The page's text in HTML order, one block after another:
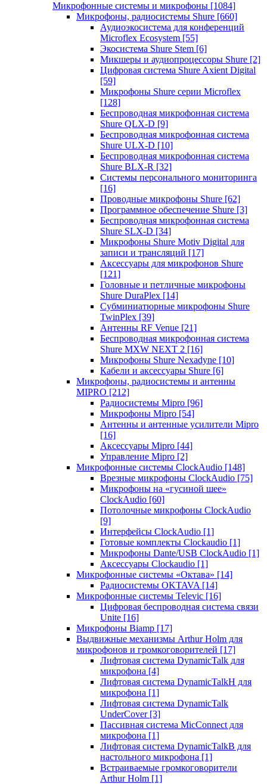
Микрофонные системы и микрофоны [1084]
Микрофоны, радиосистемы Shure [660]
Аудиоэкосистема для конференций
Microflex Ecosystem [55]
Экосистема Shure Stem [6]
Микшеры и аудиопроцессоры Shure [2]
Цифровая система Shure Axient Digital
[59]
Микрофоны Shure серии Microflex
[128]
Беспроводная микрофонная система
Shure QLX-D [9]
Беспроводная микрофонная система
Shure ULX-D [10]
Беспроводная микрофонная система
Shure BLX-R [32]
Системы персонального мониторинга
[16]
Проводные микрофоны Shure [62]
Программное обеспечение Shure [3]
Беспроводная микрофонная система
Shure SLX-D [34]
Микрофоны Shure Motiv Digital для
записи и трансляций [17]
Аксессуары для микрофонов Shure
[121]
Головные и петличные микрофоны
Shure DuraPlex [14]
Субминиатюрные микрофоны Shure
TwinPlex [39]
Антенны RF Venue [21]
Беспроводная микрофонная система
Shure MXW NEXT 2 [16]
Микрофоны Shure Nexadyne [10]
Кабели и аксессуары Shure [6]
Микрофоны, радиосистемы и антенны
MIPRO [212]
Радиосистемы Mipro [96]
Микрофоны Mipro [54]
Антенны и антенные усилители Mipro
[16]
Аксессуары Mipro [44]
Управление Mipro [2]
Микрофонные системы ClockAudio [148]
Врезные микрофоны ClockAudio [75]
Микрофоны на «гусиной шее»
ClockAudio [60]
Потолочные микрофоны ClockAudio
[9]
Интерфейсы ClockAudio [1]
Готовые комплекты Clockaudio [1]
Микрофоны Dante/USB ClockAudio [1]
Аксессуары Clockaudio [1]
Микрофонные системы «Октава» [14]
Радиосистемы OKTAVA [14]
Микрофонные системы Televic [16]
Цифровая беспроводная система связи
Unite [16]
Микрофоны Biamp [17]
Выдвижные механизмы Arthur Holm для
микрофонов и громкоговорителей [17]
Лифтовая система DynamicTalk для
микрофона [4]
Лифтовая система DynamicTalkH для
микрофона [1]
Лифтовая система DynamicTalk
UnderCover [3]
Пассивная система MicConnect для
микрофона [1]
Лифтовая система DynamicTalkB для
настольного микрофона [1]
Встраиваемые громкоговорители
Arthur Holm [1]